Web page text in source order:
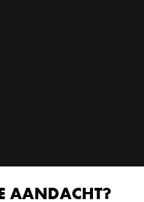
AANDACHT?